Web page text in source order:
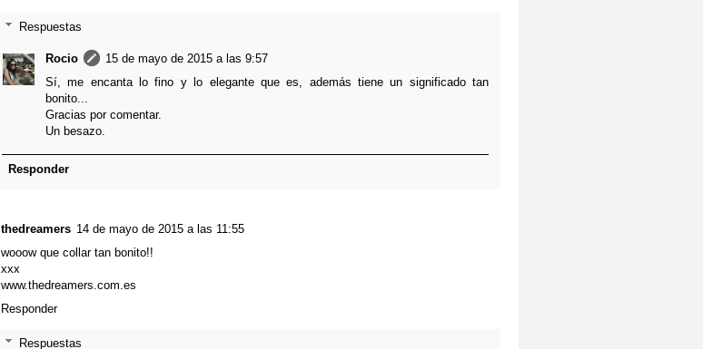
Respuestas
Rocio
15 de mayo de 2015 a las 9:57
Sí, me encanta lo fino y lo elegante que es, además tiene un significado tan
bonito...
Gracias por comentar.
Un besazo.
Responder
thedreamers 14 de mayo de 2015 a las 11:55
wooow que collar tan bonito!!
xxx
www.thedreamers.com.es
Responder
Respuestas